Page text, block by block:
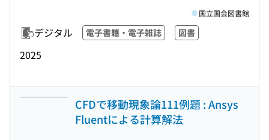
デジタル 電子書籍・電子雑誌 図書
2025
国立国会図書館
CFDで移動現象論111例題 : Ansys
Fluentによる計算解法